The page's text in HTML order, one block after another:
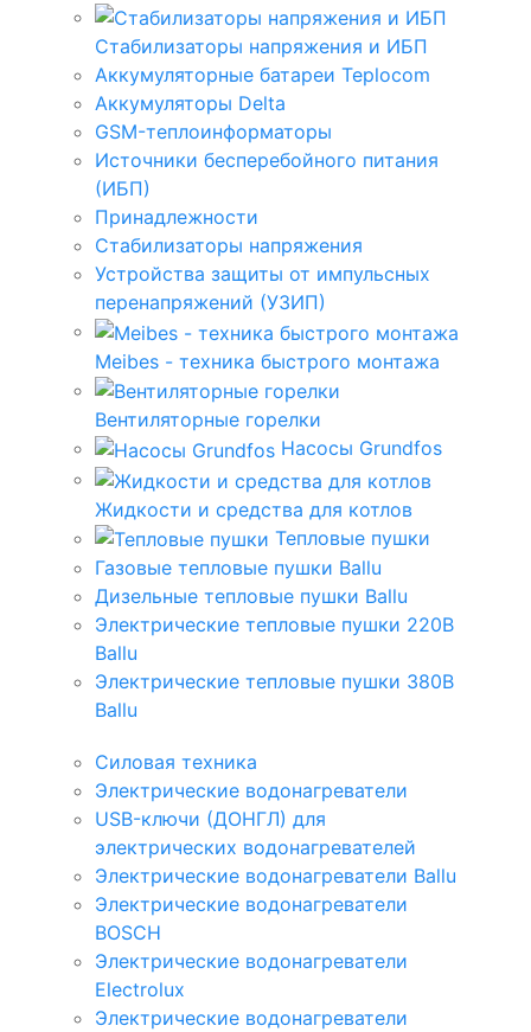
Стабилизаторы напряжения и ИБП
Аккумуляторные батареи Teplocom
Аккумуляторы Delta
GSM-теплоинформаторы
Источники бесперебойного питания
(ИБП)
Принадлежности
Стабилизаторы напряжения
Устройства защиты от импульсных
перенапряжений (УЗИП)
Meibes - техника быстрого монтажа
Вентиляторные горелки
Насосы Grundfos
Жидкости и средства для котлов
Тепловые пушки
Газовые тепловые пушки Ballu
Дизельные тепловые пушки Ballu
Электрические тепловые пушки 220В
Ballu
Электрические тепловые пушки 380В
Ballu
Силовая техника
Электрические водонагреватели
USB-ключи (ДОНГЛ) для
электрических водонагревателей
Электрические водонагреватели Ballu
Электрические водонагреватели
BOSCH
Электрические водонагреватели
Electrolux
Электрические водонагреватели